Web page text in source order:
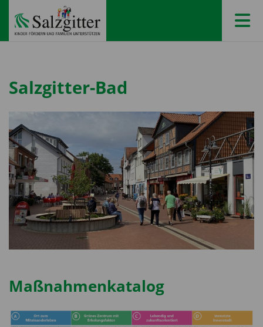
Salzgitter-Bad
Maßnahmenkatalog